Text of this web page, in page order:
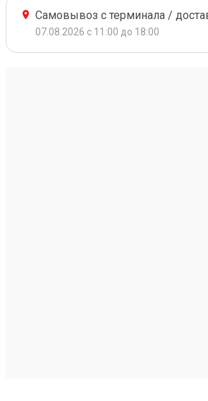
Самовывоз с терминала /
07.08.2026 с 11:00 до 18:00